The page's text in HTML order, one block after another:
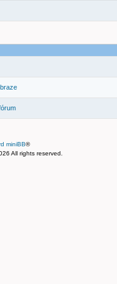
miniBB®
All rights reserved.